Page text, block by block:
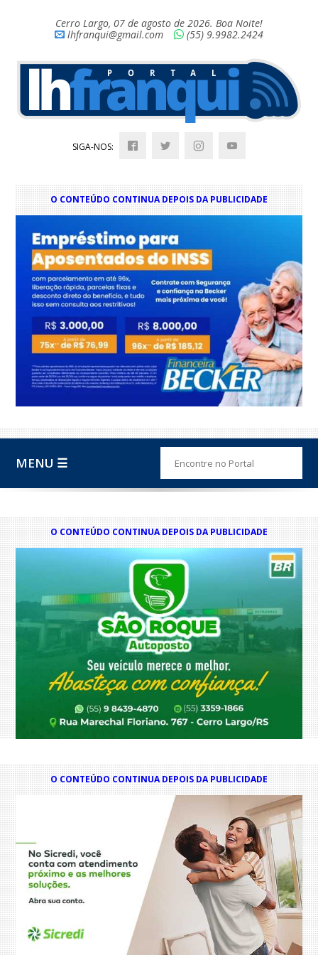
Cerro Largo, 07 de agosto de 2026. Boa Noite!
lhfranqui@gmail.com
(55) 9.9982.2424
SIGA-NOS:
O CONTEÚDO CONTINUA DEPOIS DA PUBLICIDADE
MENU ☰
O CONTEÚDO CONTINUA DEPOIS DA PUBLICIDADE
O CONTEÚDO CONTINUA DEPOIS DA PUBLICIDADE